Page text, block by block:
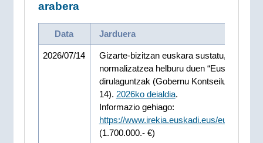
arabera
Data Jarduera
2026/07/14
Gizarte-bizitzan euskara sustatu, garatu
normalizatzea helburu duen “Euskalgintza”
dirulaguntzak (Gobernu Kontseilua 2026-
14). 2026ko deialdia.
Informazio gehiago:
https://www.irekia.euskadi.eus/eu/news/
(1.700.000.- €)